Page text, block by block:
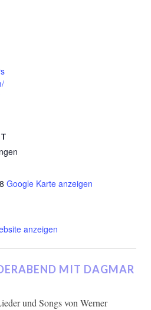
Google Karte anzeigen
anzeigen
MIT DAGMAR
und Songs von Werner